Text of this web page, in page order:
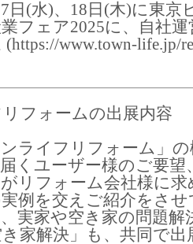
日(水)、18日(木)に東
フェア2025に、自社
www.town-life.jp/
フォームの出展内容
ライフリフォーム」
くユーザー様のご要
リフォーム会社様に
例を交えご紹介をさ
実家や空き家の問題
家解決」も、共同で